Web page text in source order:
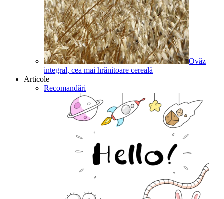
Ovăz
integral, cea mai hrănitoare cereală
Articole
Recomandări